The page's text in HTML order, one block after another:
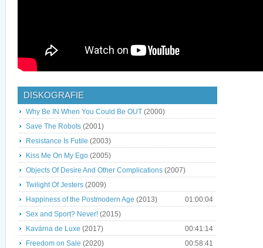
DISKOGRAFIE
Why Be IN When You Could Be OUT (2000)
Save The Robots (2001)
Resistance Is Futile (2003)
Kiss Me On My Ego (2005)
Objects Of Desire And Other Complications (2007)
Twilight Of Jesters (2009)
Happiness of the Postmodern Age (2013)
01:00:04
Sex and Sport? Never! (2015)
Kavárna de Luxe (2017)
00:41:14
Freedom on Sale (2020) 00:58:41